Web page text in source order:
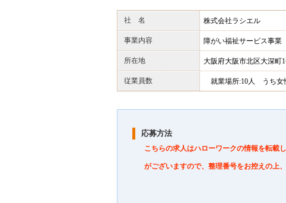
社 名 株式会社ラシエル
事業内容 障がい福祉サービス事業
所在地 大阪府大阪市北区大深町
従業員数 就業場所:10人 うち女
応募方法
こちらの求人はハローワークの情報を転載
がございますので、整理番号をお控えの上